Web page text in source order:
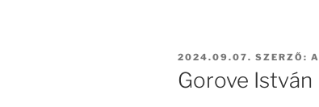
BEKÜLDVE:
2024.09.07. SZERZŐ:
Gorove István